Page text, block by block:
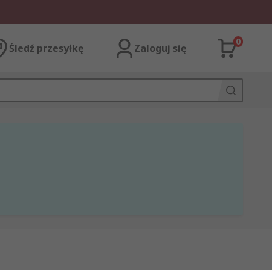
Śledź przesyłkę Zaloguj się
0